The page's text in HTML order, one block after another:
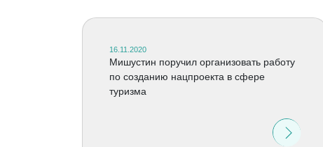
16.11.2020
Мишустин поручил организовать работу
по созданию нацпроекта в сфере
туризма